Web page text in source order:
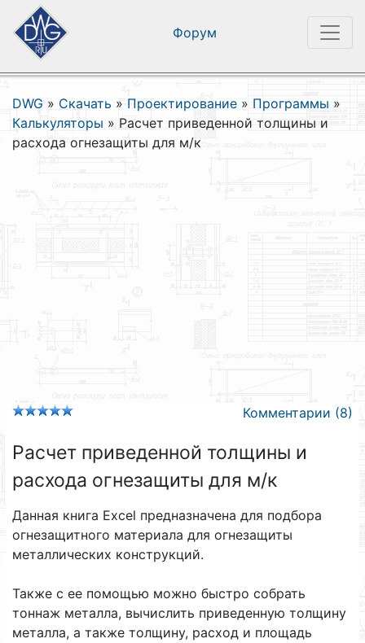
Форум
DWG » Скачать » Проектирование » Программы »
Калькуляторы » Расчет приведенной толщины и
расхода огнезащиты для м/к
Комментарии (8)
Расчет приведенной толщины и
расхода огнезащиты для м/к
Данная книга Excel предназначена для подбора
огнезащитного материала для огнезащиты
металлических конструкций.
Также с ее помощью можно быстро собрать
тоннаж металла, вычислить приведенную толщину
металла, а также толщину, расход и площадь